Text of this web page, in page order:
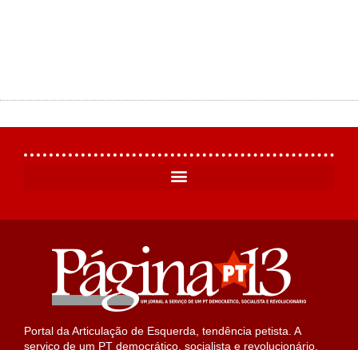
Portal da Articulação de Esquerda, tendência petista. A
serviço de um PT democrático, socialista e revolucionário.